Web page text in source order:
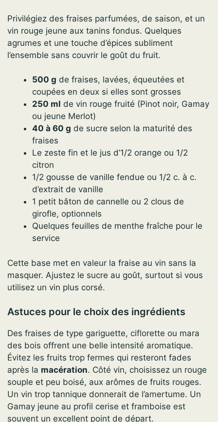
Privilégiez des fraises parfumées, de saison, et un
vin rouge jeune aux tanins fondus. Quelques
agrumes et une touche d’épices subliment
l’ensemble sans couvrir le goût du fruit.
500 g de fraises, lavées, équeutées et
coupées en deux si elles sont grosses
250 ml de vin rouge fruité (Pinot noir, Gamay
ou jeune Merlot)
40 à 60 g de sucre selon la maturité des
fraises
Le zeste fin et le jus d’1/2 orange ou 1/2
citron
1/2 gousse de vanille fendue ou 1/2 c. à c.
d’extrait de vanille
1 petit bâton de cannelle ou 2 clous de
girofle, optionnels
Quelques feuilles de menthe fraîche pour le
service
Cette base met en valeur la fraise au vin sans la
masquer. Ajustez le sucre au goût, surtout si vous
utilisez un vin plus corsé.
Astuces pour le choix des ingrédients
Des fraises de type gariguette, ciflorette ou mara
des bois offrent une belle intensité aromatique.
Évitez les fruits trop fermes qui resteront fades
après la macération. Côté vin, choisissez un rouge
souple et peu boisé, aux arômes de fruits rouges.
Un vin trop tannique donnerait de l’amertume. Un
Gamay jeune au profil cerise et framboise est
souvent un excellent point de départ.